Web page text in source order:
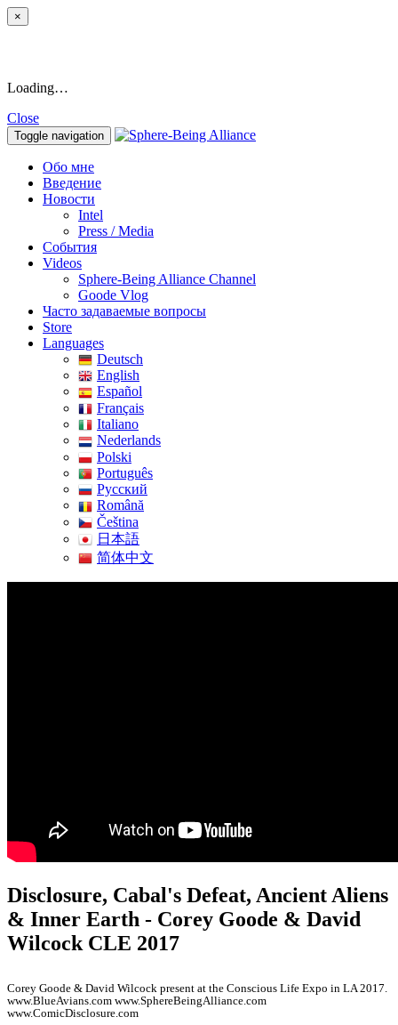
×
Loading…
Close
Toggle navigation
Обо мне
Введение
Новости
Intel
Press / Media
События
Videos
Sphere-Being Alliance Channel
Goode Vlog
Часто задаваемые вопросы
Store
Languages
Deutsch
English
Español
Français
Italiano
Nederlands
Polski
Português
Pусский
Română
Čeština
日本語
简体中文
Disclosure, Cabal's Defeat, Ancient Aliens
& Inner Earth - Corey Goode & David
Wilcock CLE 2017
Corey Goode & David Wilcock present at the Conscious Life Expo in LA 2017.
www.BlueAvians.com www.SphereBeingAlliance.com
www.ComicDisclosure.com